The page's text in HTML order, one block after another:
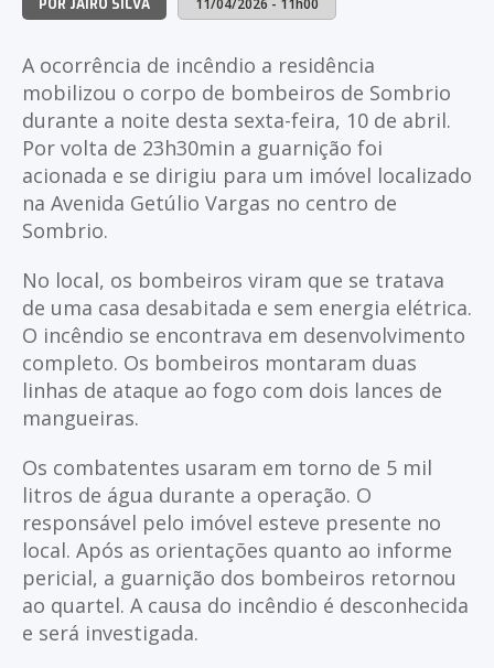
POR JAIRO SILVA 11/04/2026 - 11h00
A ocorrência de incêndio a residência
mobilizou o corpo de bombeiros de Sombrio
durante a noite desta sexta-feira, 10 de abril.
Por volta de 23h30min a guarnição foi
acionada e se dirigiu para um imóvel localizado
na Avenida Getúlio Vargas no centro de
Sombrio.
No local, os bombeiros viram que se tratava
de uma casa desabitada e sem energia elétrica.
O incêndio se encontrava em desenvolvimento
completo. Os bombeiros montaram duas
linhas de ataque ao fogo com dois lances de
mangueiras.
Os combatentes usaram em torno de 5 mil
litros de água durante a operação. O
responsável pelo imóvel esteve presente no
local. Após as orientações quanto ao informe
pericial, a guarnição dos bombeiros retornou
ao quartel. A causa do incêndio é desconhecida
e será investigada.